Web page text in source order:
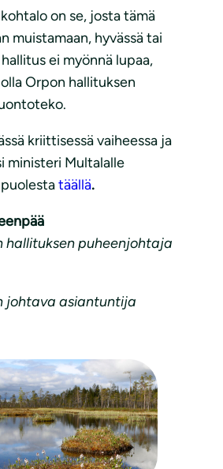
on se, josta tämä
muistamaan, hyvässä tai
ei myönnä lupaa,
Orpon hallituksen
kriittisessä vaiheessa ja
ministeri Multalalle
täällä.
hallituksen puheenjohtaja
johtava asiantuntija